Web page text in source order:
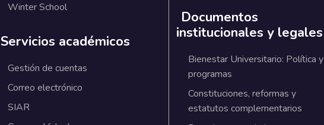
Winter School
Servicios académicos
Gestión de cuentas
Correo electrónico
SIAR
Documentos
institucionales y legales
Bienestar Universitario: Política y
programas
Constituciones, reformas y
estatutos complementarios